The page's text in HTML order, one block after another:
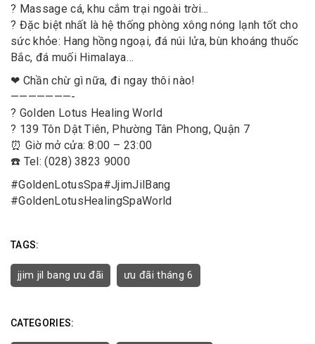
? Massage cá, khu cắm trại ngoài trời…
? Đặc biệt nhất là hệ thống phòng xông nóng lạnh tốt cho
sức khỏe: Hang hồng ngoại, đá núi lửa, bùn khoáng thuốc
Bắc, đá muối Himalaya…
❤ Chần chừ gì nữa, đi ngay thôi nào!
———————-
? Golden Lotus Healing World
? 139 Tôn Dật Tiên, Phường Tân Phong, Quận 7
⏰ Giờ mở cửa: 8:00 – 23:00
☎️ Tel: (028) 3823 9000
#GoldenLotusSpa#JjimJilBang
#GoldenLotusHealingSpaWorld
TAGS:
jjim jil bang ưu đãi ưu đãi tháng 6
CATEGORIES: